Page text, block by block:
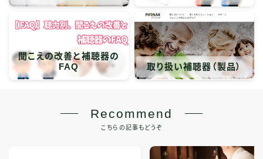
聞こえの改善と補聴器の
FAQ
取り扱い補聴器（製品）
Recommend
こちらの記事もどうぞ